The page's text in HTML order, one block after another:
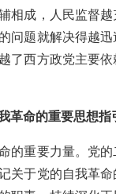
相成，人民监督
问题就解决得越
了西方政党主要
革命的重要思想
重要力量。党的
关于党的自我革